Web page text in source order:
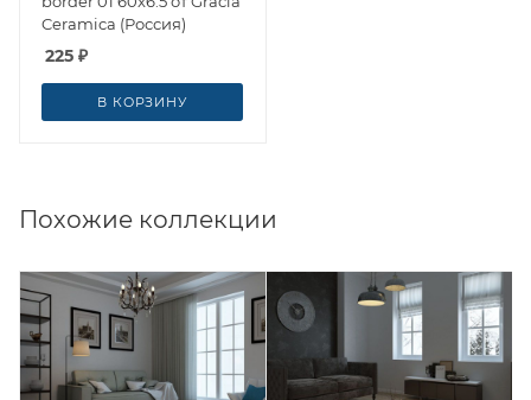
Ceramica (Россия)
225 ₽
В КОРЗИНУ
Похожие коллекции